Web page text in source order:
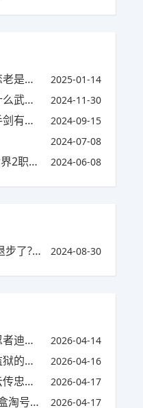
么办) 2025-01-14
好用) 2024-11-30
图片) 2024-09-15
2024-07-08
2021) 2024-06-08
伊ce) 2024-08-30
获取) 2026-04-14
吗) 2026-04-16
自己) 2026-04-17
用吗) 2026-04-17